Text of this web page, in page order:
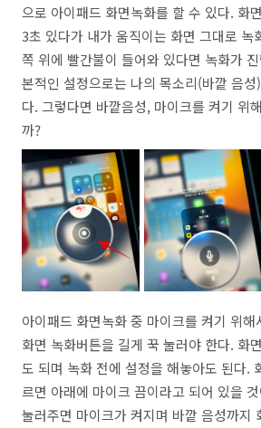
으로 아이패드 화면녹화를 할 수 있다. 화
3초 있다가 내가 움직이는 화면 그대로 녹
쪽 위에 빨간불이 들어와 있다면 녹화가
본적인 설정으로는 나의 목소리(바깥 음
다. 그렇다면 바깥음성, 마이크를 켜기 위
까?
아이패드 화면녹화 중 마이크를 켜기 위해
화면 녹화버튼을 길게 꾹 눌러야 한다. 화
도 되며 녹화 전에 설정을 해놓아도 된다.
르면 아래에 마이크 끔이라고 되어 있을
눌러주면 마이크가 켜지며 바깥 음성까지